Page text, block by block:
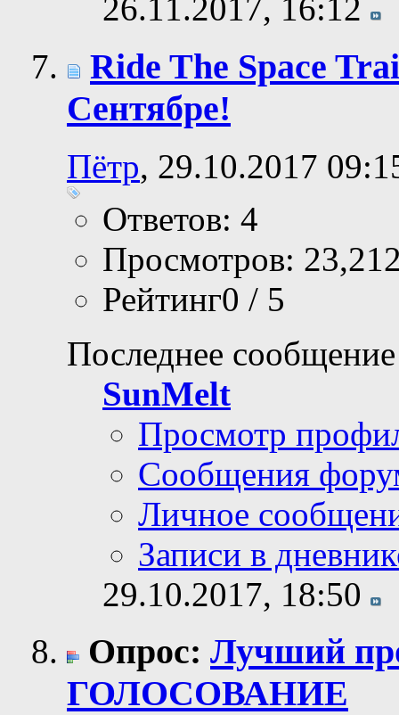
26.11.2017, 16:12
Ride The Space
Сентябре!
Пётр, 29.10.2017
Ответов: 4
Просмотров:
Рейтинг0 / 5
Последнее
SunMelt
Просмотр
Сообщения
Личное
Записи в
29.10.2017, 18:50
Опрос: Лучший
ГОЛОСОВАНИЕ